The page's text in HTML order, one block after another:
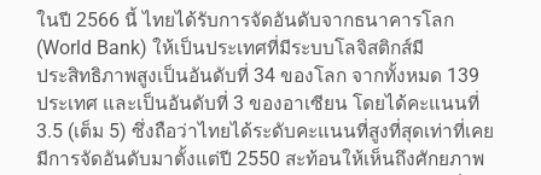
ในปี 2566 นี้ ไทยได้รับการจัดอันดับจากธนาคารโลก
(World Bank) ให้เป็นประเทศที่มีระบบโลจิสติกส์มี
ประสิทธิภาพสูงเป็นอันดับที่ 34 ของโลก จากทั้งหมด 139
ประเทศ และเป็นอันดับที่ 3 ของอาเซียน โดยได้คะแนนที่
3.5 (เต็ม 5) ซึ่งถือว่าไทยได้ระดับคะแนนที่สูงที่สุดเท่าที่เคย
มีการจัดอันดับมาตั้งแต่ปี 2550 สะท้อนให้เห็นถึงศักยภาพ